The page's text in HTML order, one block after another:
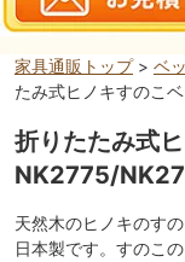
家具通販トップ> ベ
たみ式ヒノキすのこ
折りたたみ式
NK2775/
天然木のヒノキのす
日本製です。すのこ